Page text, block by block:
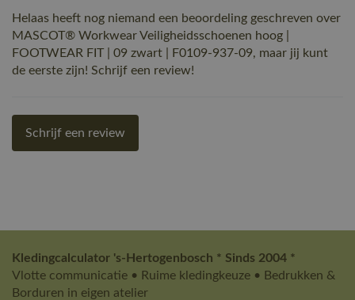
Helaas heeft nog niemand een beoordeling geschreven over
MASCOT® Workwear Veiligheidsschoenen hoog |
FOOTWEAR FIT | 09 zwart | F0109-937-09, maar jij kunt
de eerste zijn! Schrijf een review!
Schrijf een review
Kledingcalculator 's-Hertogenbosch * Sinds 2004 *
Vlotte communicatie • Ruime kledingkeuze • Bedrukken &
Borduren in eigen atelier